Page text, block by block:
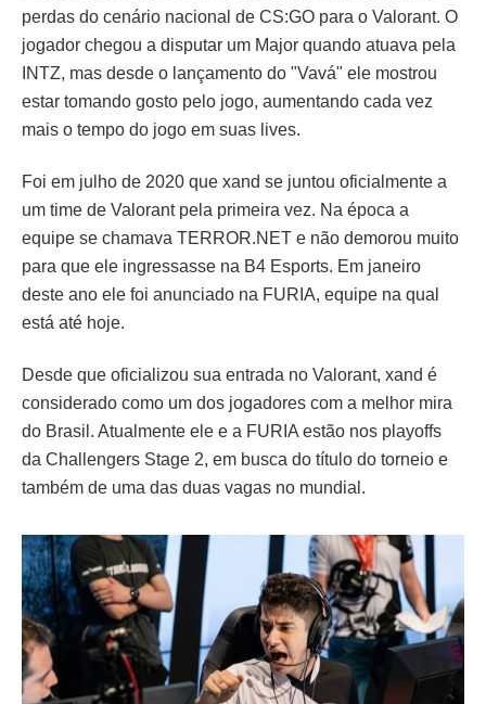
perdas do cenário nacional de CS:GO para o Valorant. O
jogador chegou a disputar um Major quando atuava pela
INTZ, mas desde o lançamento do "Vavá" ele mostrou
estar tomando gosto pelo jogo, aumentando cada vez
mais o tempo do jogo em suas lives.
Foi em julho de 2020 que xand se juntou oficialmente a
um time de Valorant pela primeira vez. Na época a
equipe se chamava TERROR.NET e não demorou muito
para que ele ingressasse na B4 Esports. Em janeiro
deste ano ele foi anunciado na FURIA, equipe na qual
está até hoje.
Desde que oficializou sua entrada no Valorant, xand é
considerado como um dos jogadores com a melhor mira
do Brasil. Atualmente ele e a FURIA estão nos playoffs
da Challengers Stage 2, em busca do título do torneio e
também de uma das duas vagas no mundial.